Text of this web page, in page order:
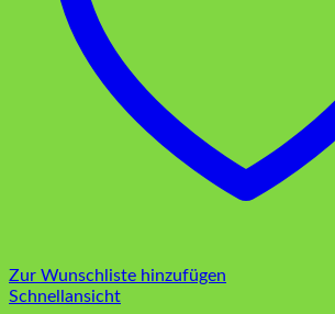
Zur Wunschliste hinzufügen
Schnellansicht